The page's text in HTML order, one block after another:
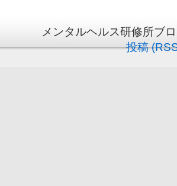
メンタルヘルス研修所ブ
投稿